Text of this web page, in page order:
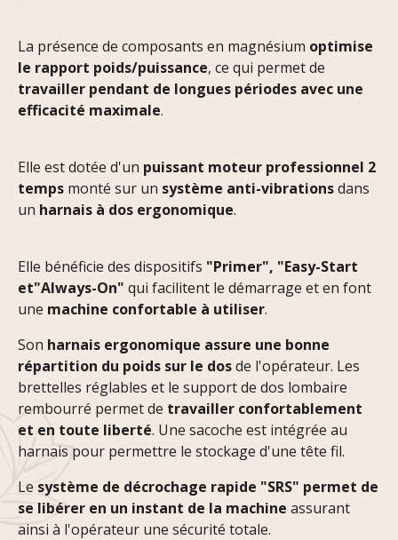
La présence de composants en magnésium optimise
le rapport poids/puissance, ce qui permet de
travailler pendant de longues périodes avec une
efficacité maximale.
Elle est dotée d'un puissant moteur professionnel 2
temps monté sur un système anti-vibrationsdans
un harnais à dos ergonomique.
Elle bénéficie des dispositifs "Primer", "Easy-Start
et"Always-On" qui facilitent le démarrage et en font
une machine confortable à utiliser.
Son harnais ergonomique assure une bonne
répartition du poids sur le dosde l'opérateur. Les
brettelles réglables et le support de dos lombaire
rembourré permet de travailler confortablement
et en toute liberté. Une sacoche est intégrée au
harnais pour permettre le stockage d'une tête fil.
Le système de décrochage rapide "SRS" permet de
se libérer en un instant de la machine assurant
ainsi à l'opérateur une sécurité totale.